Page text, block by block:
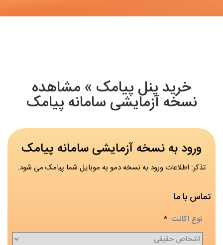
خرید پنل پیامک » مشاهده
نسخه آزمایشی سامانه پیامک
ورود به نسخه آزمایشی سامانه پیامک
تذکر: اطلاعات ورود به نسخه دمو به موبایل شما پیامک می شود.
تماس با ما
نوع اکانت *